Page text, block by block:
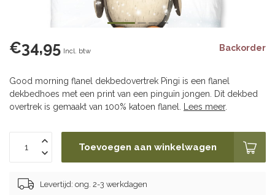
€34,95 Incl. btw Backorder
Good morning flanel dekbedovertrek Pingi is een flanel
dekbedhoes met een print van een pinguïn jongen. Dit dekbed
overtrek is gemaakt van 100% katoen flanel.
Lees meer.
Toevoegen aan winkelwagen
Levertijd: ong. 2-3 werkdagen